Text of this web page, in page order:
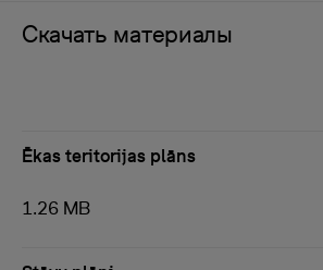
Скачать материалы
Ēkas teritorijas plāns
1.26 MB